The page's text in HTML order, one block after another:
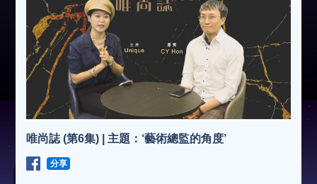
唯尚誌 (第6集) | 主題：‘藝術總監的角度’
分享